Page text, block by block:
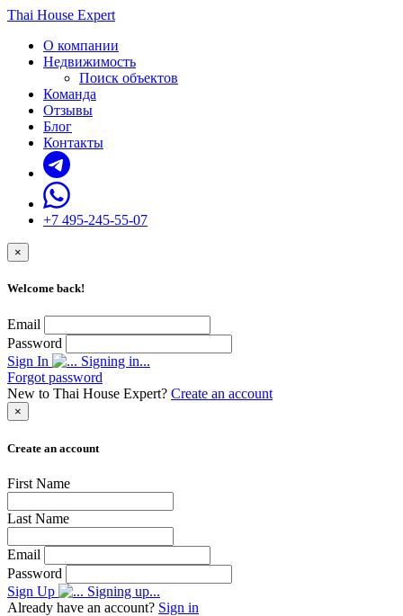
Thai House Expert
О компании
Недвижимость
Поиск объектов
Команда
Отзывы
Блог
Контакты
+7 495-245-55-07
×
Welcome back!
Email
Password
Sign In
Signing in...
Forgot password
New to Thai House Expert? Create an account
×
Create an account
First Name
Last Name
Email
Password
Sign Up
Signing up...
Already have an account? Sign in